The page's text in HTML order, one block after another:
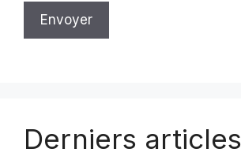
Derniers articles